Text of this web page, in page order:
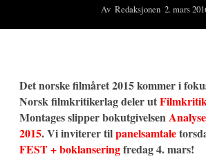
Av Redaksjonen 2. mars
Det norske filmåret 2015 kommer i
Norsk filmkritikerlag deler ut
Montages slipper bokutgivelsen
2015. Vi inviterer tilpanelsamtale
FEST + boklanseringfredag 4. mars!